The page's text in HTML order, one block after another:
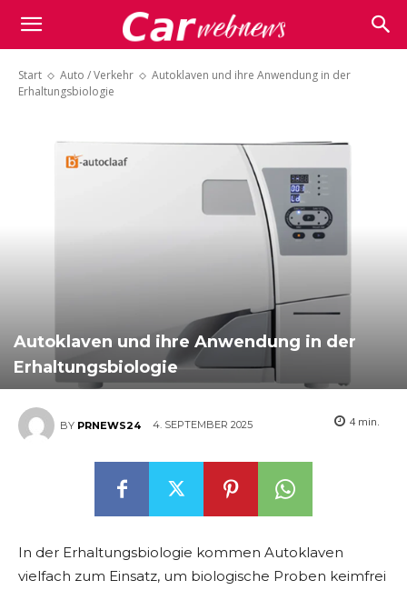
Carwebnews.com
Start Auto / Verkehr
Autoklaven und ihre Anwendung in der
Erhaltungsbiologie
Autoklaven und ihre Anwendung in der
Erhaltungsbiologie
BY PRNEWS24 4. SEPTEMBER 2025 4 min.
In der Erhaltungsbiologie kommen Autoklaven
vielfach zum Einsatz, um biologische Proben keimfrei